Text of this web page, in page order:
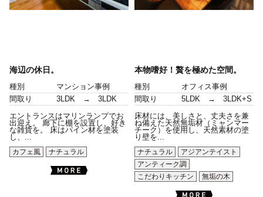
海辺の休日。
種別
マンション事例
間取り
3LDK → 3LDK
エントランスはマリンランプでお
出迎え。 廊下に棚を設置し、好き
な雑貨を。 床はパイン材を塗装
し、...
カフェ風
ナチュラル
本物嗜好！贅を極めた空間。
種別
オフィス事例
間取り
5LDK → 3LDK+S
床材には、美しさと、丈夫さを兼
ね備えた天然無垢材（ミャンマー
チーク）を使用し、天然素材の塗
り壁を...
ナチュラル
アジアンテイスト
アンティーク調
こだわりキッチン
無垢の木